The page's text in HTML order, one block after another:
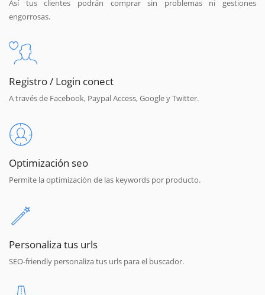
Así tus clientes podrán comprar sin problemas ni gestiones
engorrosas.
Registro / Login conect
A través de Facebook, Paypal Access, Google y Twitter.
Optimización seo
Permite la optimización de las keywords por producto.
Personaliza tus urls
SEO-friendly personaliza tus urls para el buscador.